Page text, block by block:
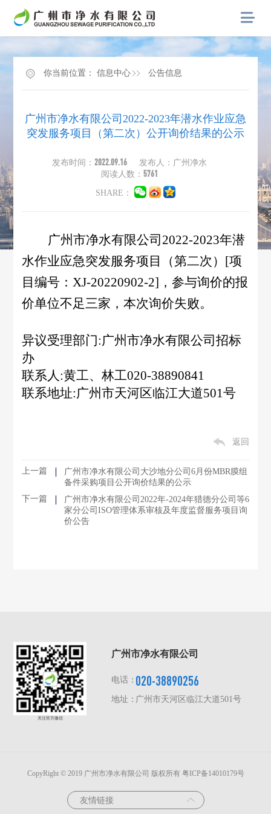
你当前位置： 信息中心 公告信息
广州市净水有限公司2022-2023年潜水作业应急
突发服务项目（第二次）公开询价结果的公示
发布时间： 2022.09.16
发布人：广州净水
阅读人数： 5761
SHARE：
广州市净水有限公司2022-2023年潜
水作业应急突发服务项目（第二次）[项
目编号：XJ-20220902-2]，参与询价的报
价单位不足三家，本次询价失败。
异议受理部门:广州市净水有限公司招标
办
联系人:黄工、林工020-38890841
联系地址:广州市天河区临江大道501号
返回
上一篇
广州市净水有限公司大沙地分公司6月份MBR膜组
备件采购项目公开询价结果的公示
下一篇
广州市净水有限公司2022年-2024年猎德分公司等6
家分公司ISO管理体系审核及年度监督服务项目询
价公告
广州市净水有限公司
电话：020-38890256
地址： 广州市天河区临江大道501号
关注官方微信
CopyRight © 2019 广州市净水有限公司 版权所有 粤ICP备14010179号
友情链接